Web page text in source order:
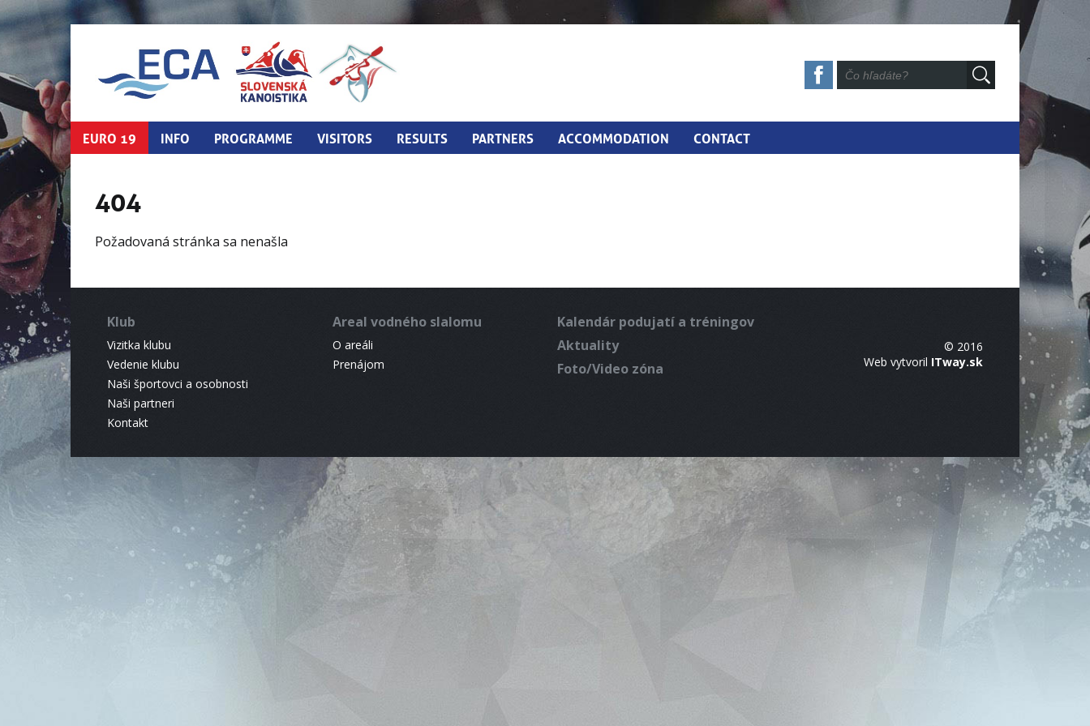
EURO 19 INFO PROGRAMME VISITORS RESULTS PARTNERS ACCOMMODATION CONTACT
404
Požadovaná stránka sa nenašla
Klub
Vizitka klubu
Vedenie klubu
Naši športovci a osobnosti
Naši partneri
Kontakt
Areal vodného slalomu
O areáli
Prenájom
Kalendár podujatí a tréningov
Aktuality
Foto/Video zóna
© 2016
Web vytvoril ITway.sk